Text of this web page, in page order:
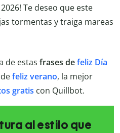
Te deseo que este
tormentas y traiga mareas
de estas frases defeliz Día
feliz verano, la mejor
gratis con Quillbot.
al estilo que